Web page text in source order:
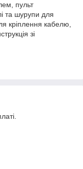
пульт
та шурупи для
кріплення кабелю,
зі